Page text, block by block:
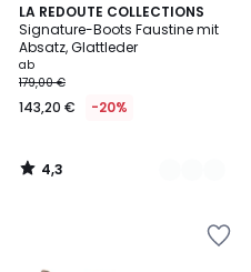
LA REDOUTE COLLECTIONS
Signature-Boots Faustine mit
Absatz, Glattleder
ab
179,00 €
143,20 € -20%
4,3
/ 5
2
Farben
4,3
/